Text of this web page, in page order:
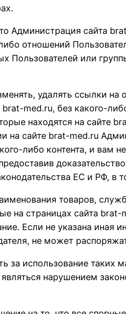
Администрация сайта
отношений
Пользователей или
удалять ссылки
med.ru, без какого-
находятся на сайте
на сайте brat-med.ru
либо контента, и вам
ЕС и РФ,
товаров,
на страницах сайта
Если не указана
не может
за использование
нарушением